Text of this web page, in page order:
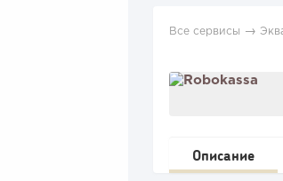
Все сервисы →
Описание